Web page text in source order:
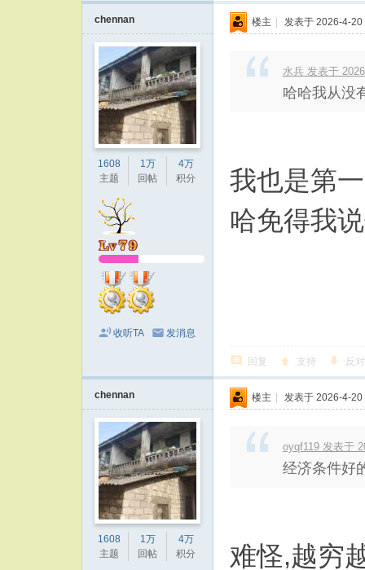
chennan
1608
主题
1万
回帖
4万
积分
收听TA 发消息
楼主 | 发表于 2026-4-
水兵 发表于
哈哈我从没
我也是第
哈免得我
回复 支持 反对
chennan
1608
主题
1万
回帖
4万
积分
楼主 | 发表于 2026-4-
oyqf119 发表于
经济条件好
难怪,越穷